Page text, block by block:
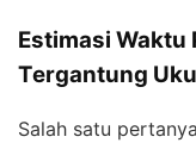
Estimasi Waktu
Tergantung
Salah satu